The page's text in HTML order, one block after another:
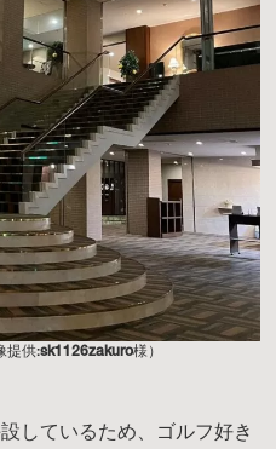
提供:sk1126zakuro様）
しているため、ゴルフ好き